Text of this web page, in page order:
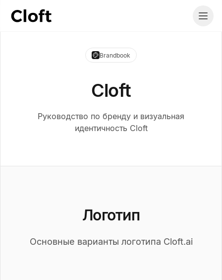
Brandbook
Cloft
Руководство по бренду и визуальная
идентичность Cloft
Логотип
Основные варианты логотипа Cloft.ai